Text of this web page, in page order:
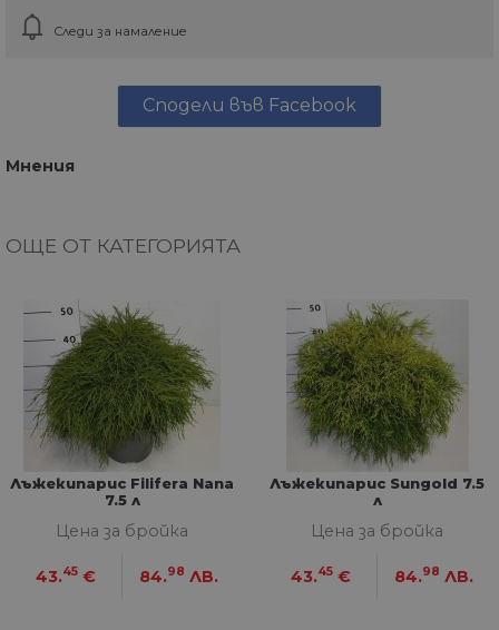
Следи за намаление
Сподели във Facebook
Мнения
ОЩЕ ОТ КАТЕГОРИЯТА
Лъжекипарис Filifera Nana
7.5 л
Цена за бройка
43.45 € 84.98 ЛВ.
Лъжекипарис Sungold 7.5
л
Цена за бройка
43.45 € 84.98 ЛВ.